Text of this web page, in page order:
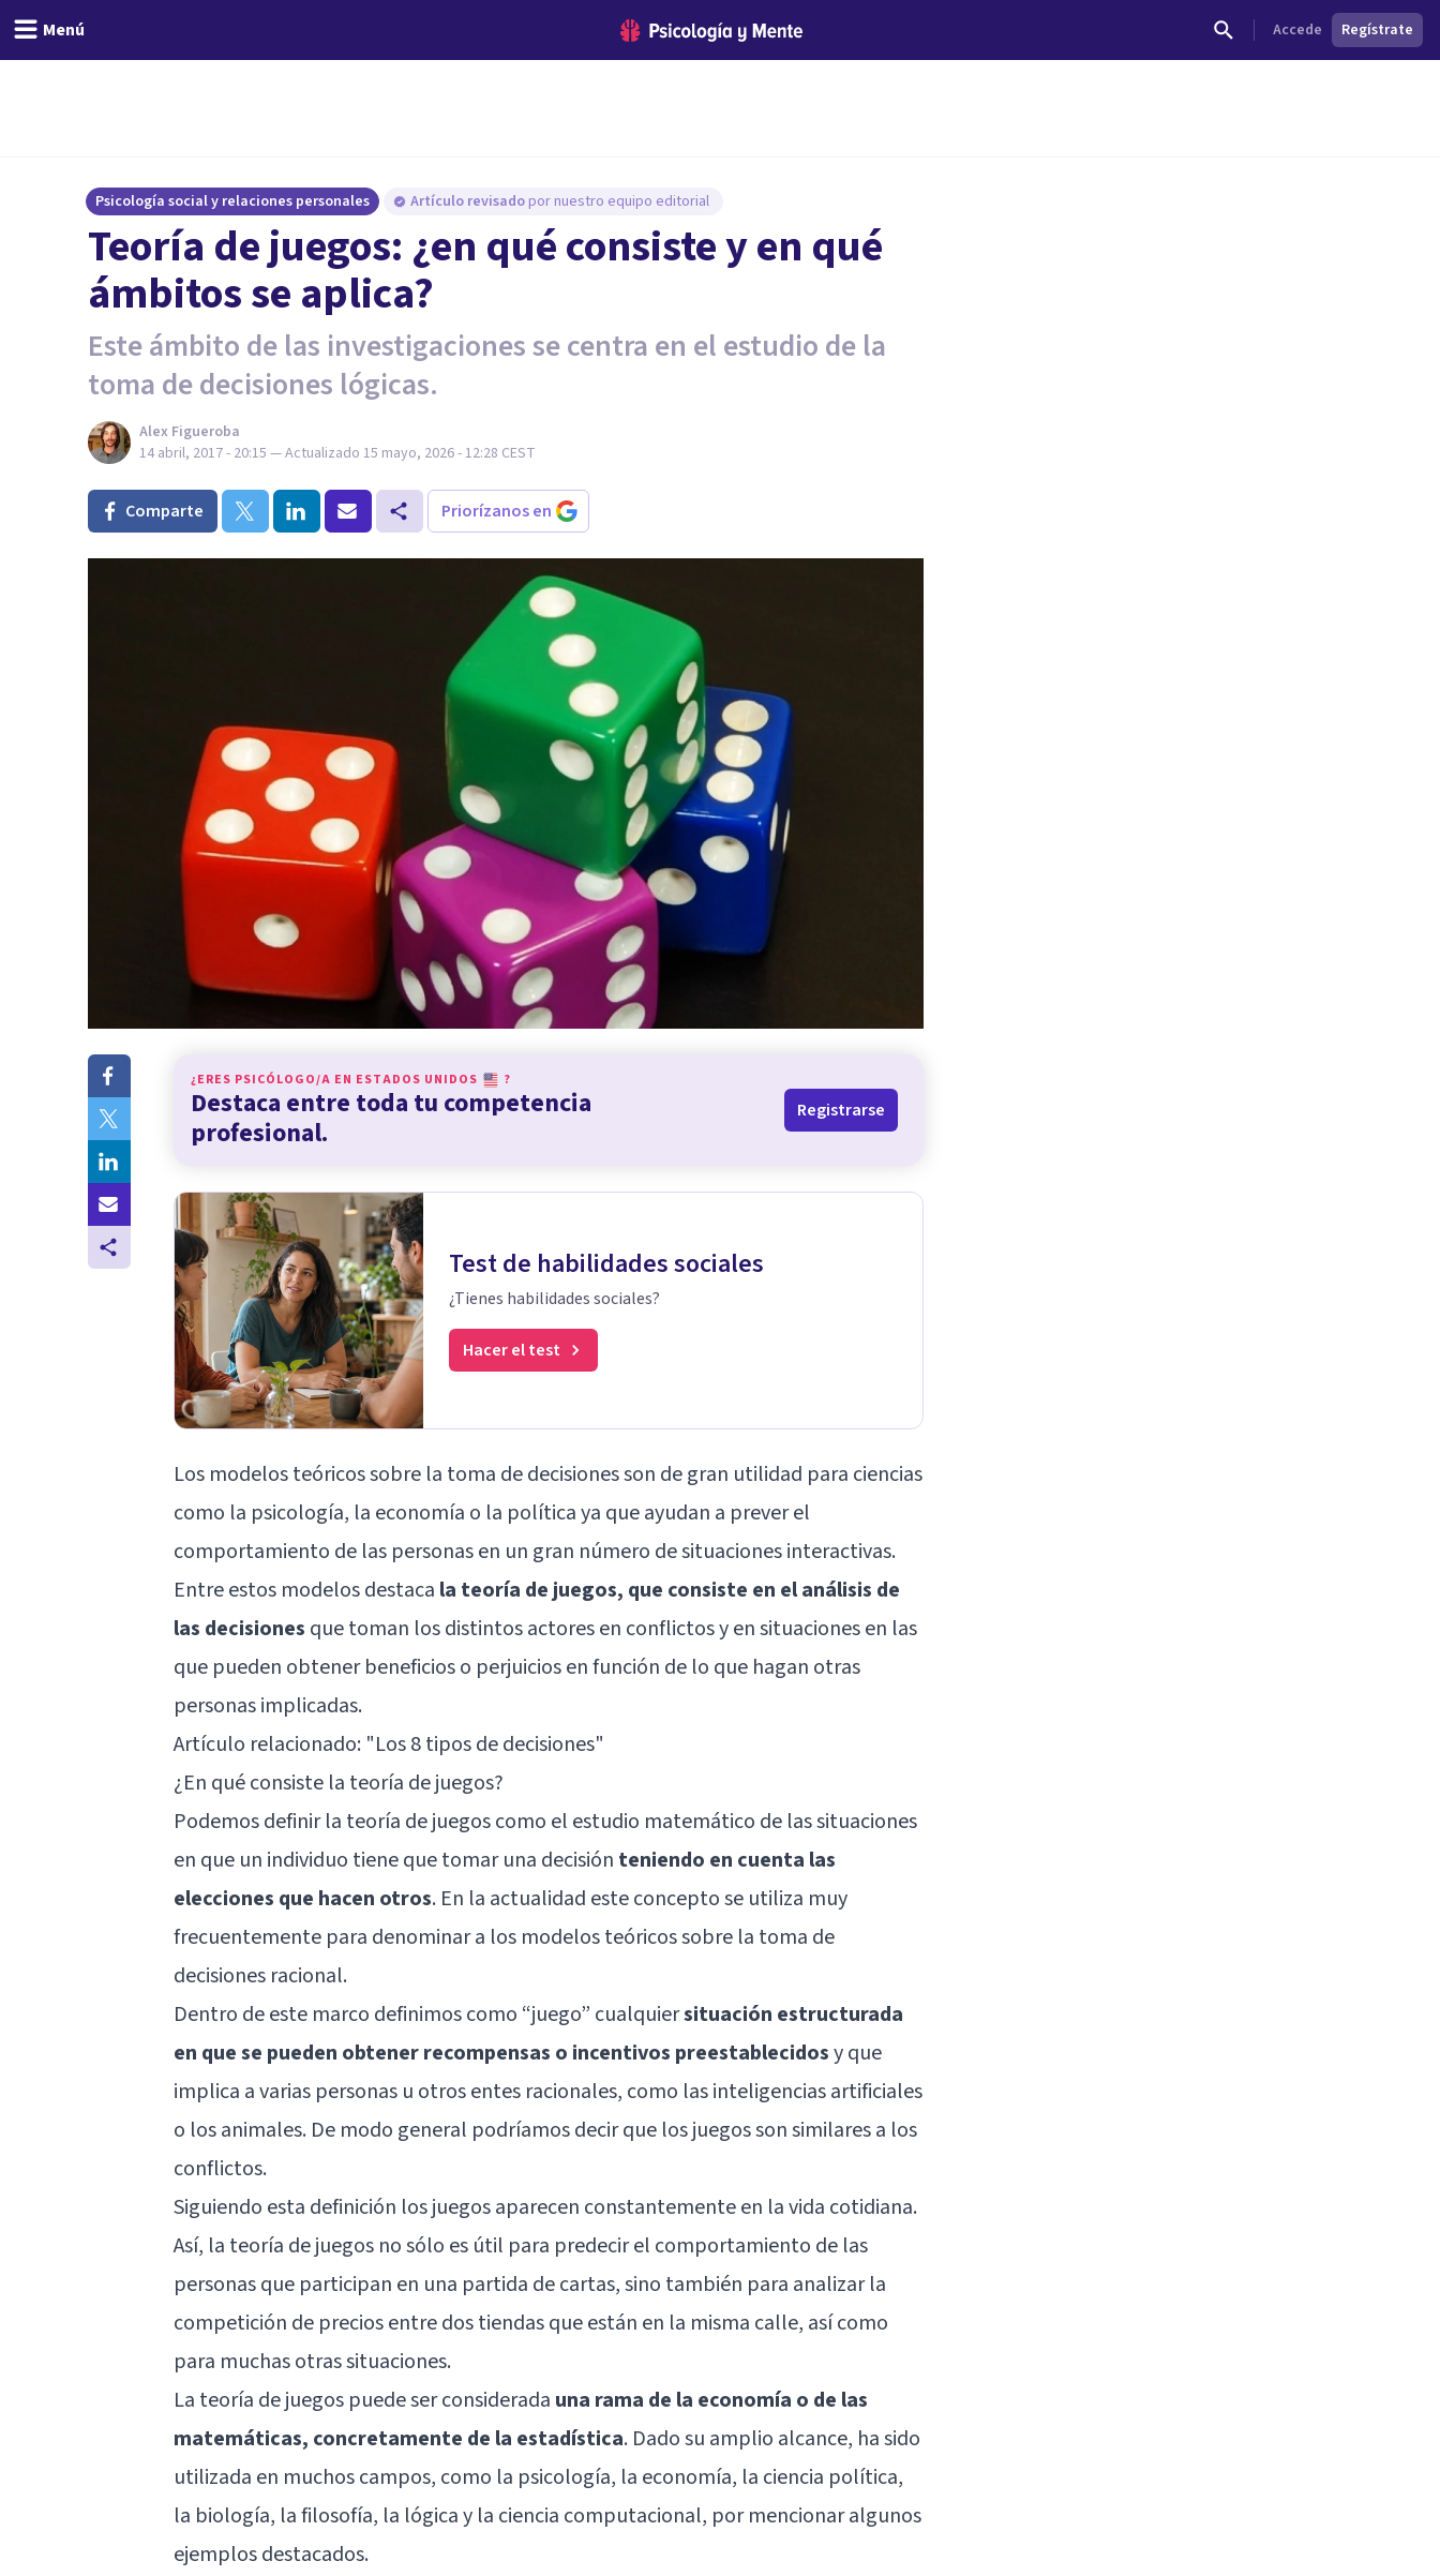
Menú Accede Regístrate
Psicología social y relaciones personales Artículo revisado por nuestro equipo editorial
Teoría de juegos: ¿en qué consiste y en qué
ámbitos se aplica?
Este ámbito de las investigaciones se centra en el estudio de la
toma de decisiones lógicas.
Alex Figueroba
14 abril, 2017 - 20:15 — Actualizado 15 mayo, 2026 - 12:28 CEST
Comparte Priorízanos en
¿ERES PSICÓLOGO/A EN ESTADOS UNIDOS ?
Destaca entre toda tu competencia
profesional.
Registrarse
Test de habilidades sociales
¿Tienes habilidades sociales?
Hacer el test
Los modelos teóricos sobre la toma de decisiones son de gran utilidad para ciencias
como la psicología, la economía o la política ya que ayudan a prever el
comportamiento de las personas en un gran número de situaciones interactivas.
Entre estos modelos destaca la teoría de juegos, que consiste en el análisis de
las decisiones que toman los distintos actores en conflictos y en situaciones en las
que pueden obtener beneficios o perjuicios en función de lo que hagan otras
personas implicadas.
Artículo relacionado: "Los 8 tipos de decisiones"
¿En qué consiste la teoría de juegos?
Podemos definir la teoría de juegos como el estudio matemático de las situaciones
en que un individuo tiene que tomar una decisión teniendo en cuenta las
elecciones que hacen otros. En la actualidad este concepto se utiliza muy
frecuentemente para denominar a los modelos teóricos sobre la toma de
decisiones racional.
Dentro de este marco definimos como “juego” cualquiersituación estructurada
en que se pueden obtener recompensas o incentivos preestablecidosy que
implica a varias personas u otros entes racionales, como las inteligencias artificiales
o los animales. De modo general podríamos decir que los juegos son similares a los
conflictos.
Siguiendo esta definición los juegos aparecen constantemente en la vida cotidiana.
Así, la teoría de juegos no sólo es útil para predecir el comportamiento de las
personas que participan en una partida de cartas, sino también para analizar la
competición de precios entre dos tiendas que están en la misma calle, así como
para muchas otras situaciones.
La teoría de juegos puede ser considerada una rama de la economía o de las
matemáticas, concretamente de la estadística. Dado su amplio alcance, ha sido
utilizada en muchos campos, como la psicología, la economía, la ciencia política,
la biología, la filosofía, la lógica y la ciencia computacional, por mencionar algunos
ejemplos destacados.